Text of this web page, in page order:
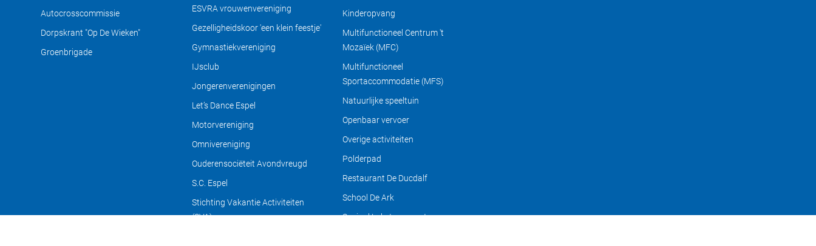
Autocrosscommissie
Dorpskrant "Op De Wieken"
Groenbrigade
ESVRA vrouwenvereniging
Gezelligheidskoor 'een klein feestje'
Gymnastiekvereniging
IJsclub
Jongerenverenigingen
Let’s Dance Espel
Motorvereniging
Omnivereniging
Ouderensociëteit Avondvreugd
S.C. Espel
Stichting Vakantie Activiteiten
(SVA)
Kinderopvang
Multifunctioneel Centrum 't
Mozaïek (MFC)
Multifunctioneel
Sportaccommodatie (MFS)
Natuurlijke speeltuin
Openbaar vervoer
Overige activiteiten
Polderpad
Restaurant De Ducdalf
School De Ark
Sociaal Loket gemeente